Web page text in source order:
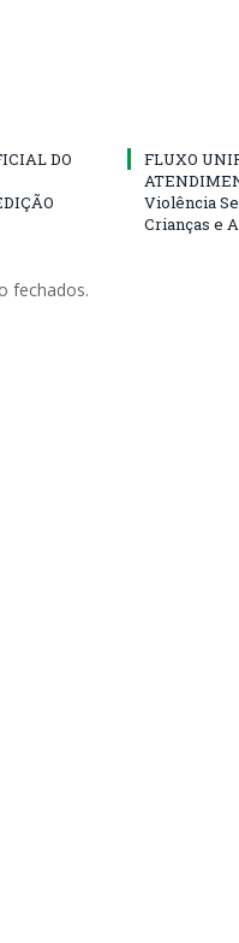
DO
FLUXO
Violência
Crianças e
fechados.